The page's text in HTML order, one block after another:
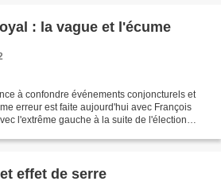
: la vague et l'écume
à confondre événements conjoncturels et
erreur est faite aujourd'hui avec François
l'extrême gauche à la suite de l'élection
effet de serre